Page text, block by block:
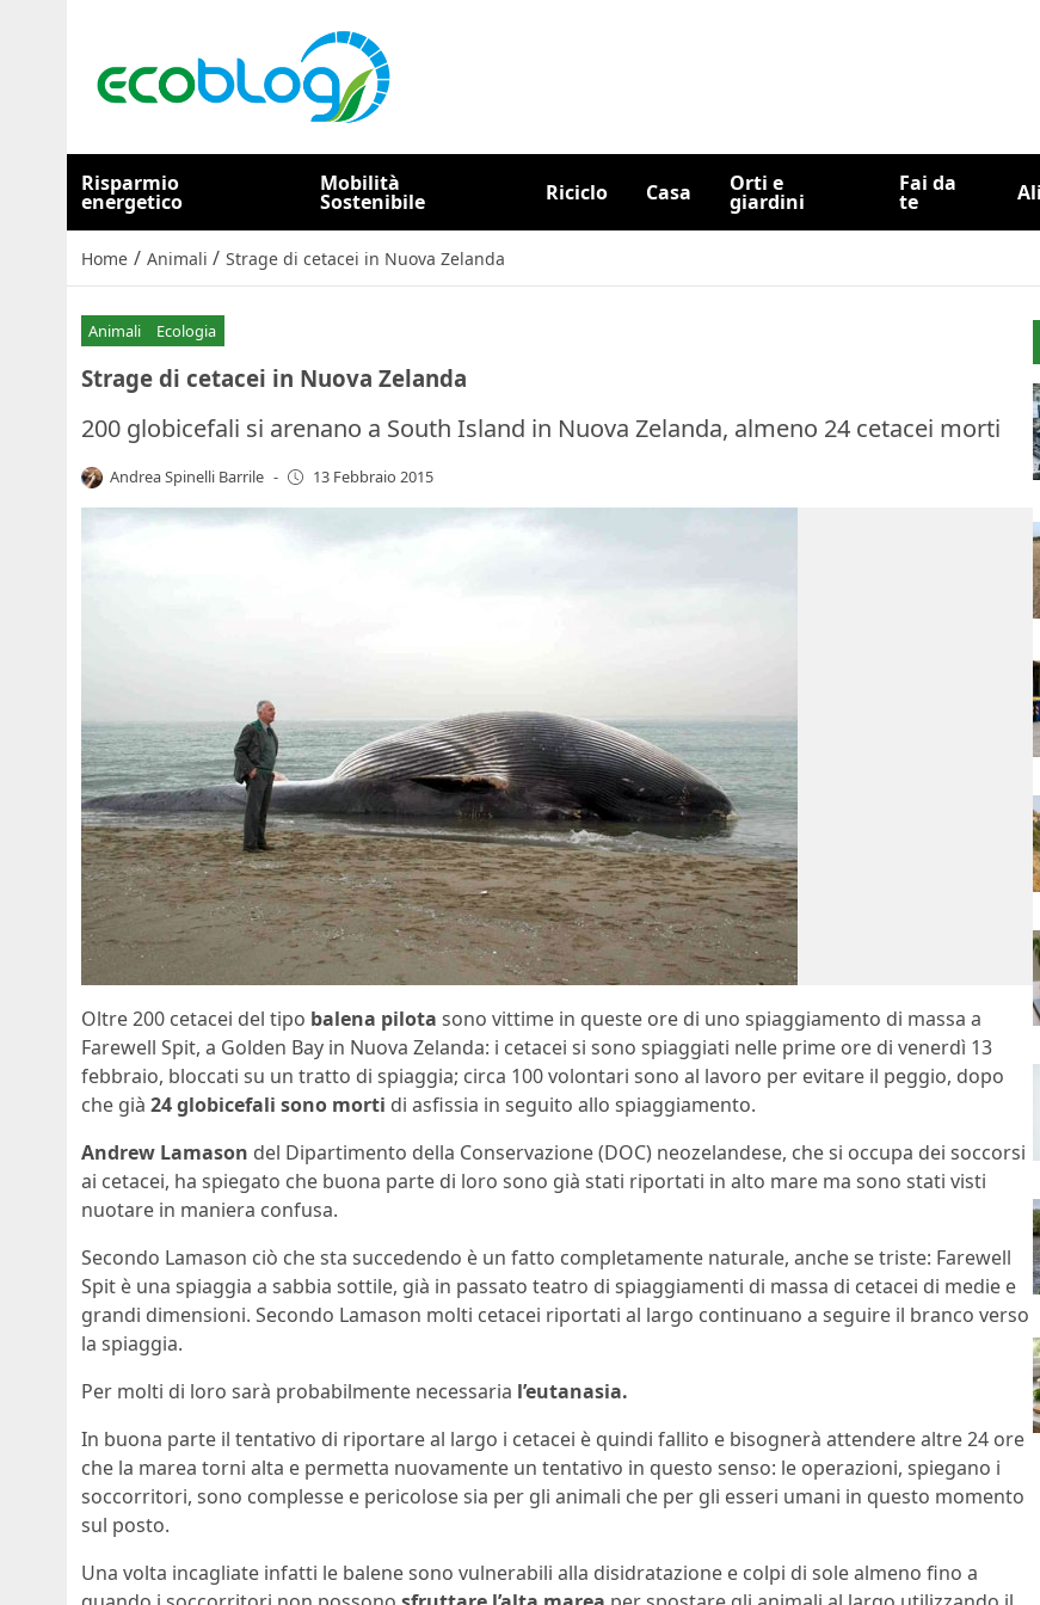
Risparmio
energetico
Mobilità
Sostenibile Riciclo Casa Orti e
giardini
Fai da
te
Home / Animali / Strage di cetacei in Nuova Zelanda
Animali Ecologia
Strage di cetacei in Nuova Zelanda
200 globicefali si arenano a South Island in Nuova Zelanda, almeno 24 cetacei morti
Andrea Spinelli Barrile - 13 Febbraio 2015
Oltre 200 cetacei del tipo balena pilota sono vittime in queste ore di uno spiaggiamento di massa a
Farewell Spit, a Golden Bay in Nuova Zelanda: i cetacei si sono spiaggiati nelle prime ore di venerdì 13
febbraio, bloccati su un tratto di spiaggia; circa 100 volontari sono al lavoro per evitare il peggio, dopo
che già 24 globicefali sono morti di asfissia in seguito allo spiaggiamento.
Andrew Lamason del Dipartimento della Conservazione (DOC) neozelandese, che si occupa dei soccorsi
ai cetacei, ha spiegato che buona parte di loro sono già stati riportati in alto mare ma sono stati visti
nuotare in maniera confusa.
Secondo Lamason ciò che sta succedendo è un fatto completamente naturale, anche se triste: Farewell
Spit è una spiaggia a sabbia sottile, già in passato teatro di spiaggiamenti di massa di cetacei di medie e
grandi dimensioni. Secondo Lamason molti cetacei riportati al largo continuano a seguire il branco verso
la spiaggia.
Per molti di loro sarà probabilmente necessaria l’eutanasia.
In buona parte il tentativo di riportare al largo i cetacei è quindi fallito e bisognerà attendere altre 24 ore
che la marea torni alta e permetta nuovamente un tentativo in questo senso: le operazioni, spiegano i
soccorritori, sono complesse e pericolose sia per gli animali che per gli esseri umani in questo momento
sul posto.
Una volta incagliate infatti le balene sono vulnerabili alla disidratazione e colpi di sole almeno fino a